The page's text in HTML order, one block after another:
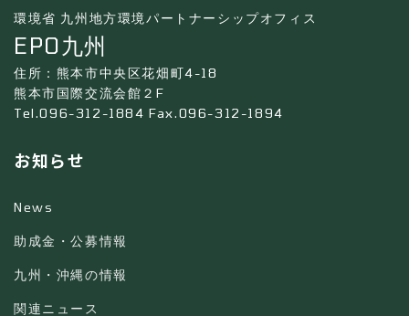
環境省 九州地方環境パートナーシップオフィス
EPO九州
住所：熊本市中央区花畑町4-18
熊本市国際交流会館２F
Tel.096-312-1884 Fax.096-312-1894
お知らせ
News
助成金・公募情報
九州・沖縄の情報
関連ニュース